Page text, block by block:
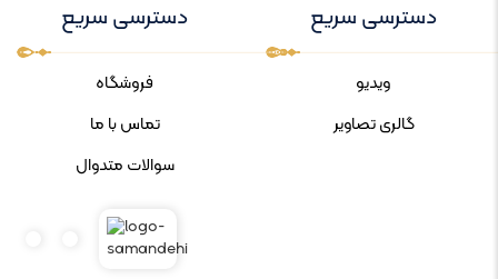
دسترسی سریع
ویدیو
گالری تصاویر
دسترسی سریع
فروشگاه
تماس با ما
سوالات متدوال